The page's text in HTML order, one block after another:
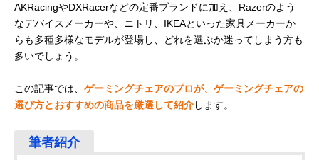
AKRacingやDXRacerなどの定番ブランドに加え、Razerのよう
なデバイスメーカーや、ニトリ、IKEAといった家具メーカーか
らも多種多様なモデルが登場し、どれを選ぶか迷ってしまう方も
多いでしょう。
この記事では、 ゲーミングチェアのプロが、ゲーミングチェアの
選び方とおすすめの商品を厳選して紹介します。